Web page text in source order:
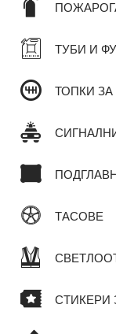
ТУБИ И
ТОПКИ
ТАСОВЕ
СТИКЕРИ